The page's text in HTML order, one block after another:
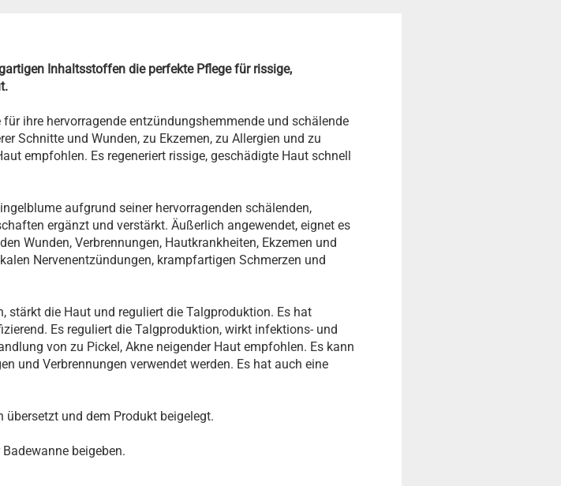
Inhaltsstoffen die perfekte Pflege für rissige,
für ihre hervorragende entzündungshemmende und schälende
Schnitte und Wunden, zu Ekzemen, zu Allergien und zu
empfohlen. Es regeneriert rissige, geschädigte Haut schnell
aufgrund seiner hervorragenden schälenden,
ergänzt und verstärkt. Äußerlich angewendet, eignet es
Wunden, Verbrennungen, Hautkrankheiten, Ekzemen und
Nervenentzündungen, krampfartigen Schmerzen und
stärkt die Haut und reguliert die Talgproduktion. Es hat
Es reguliert die Talgproduktion, wirkt infektions- und
von zu Pickel, Akne neigender Haut empfohlen. Es kann
und Verbrennungen verwendet werden. Es hat auch eine
übersetzt und dem Produkt beigelegt.
beigeben.